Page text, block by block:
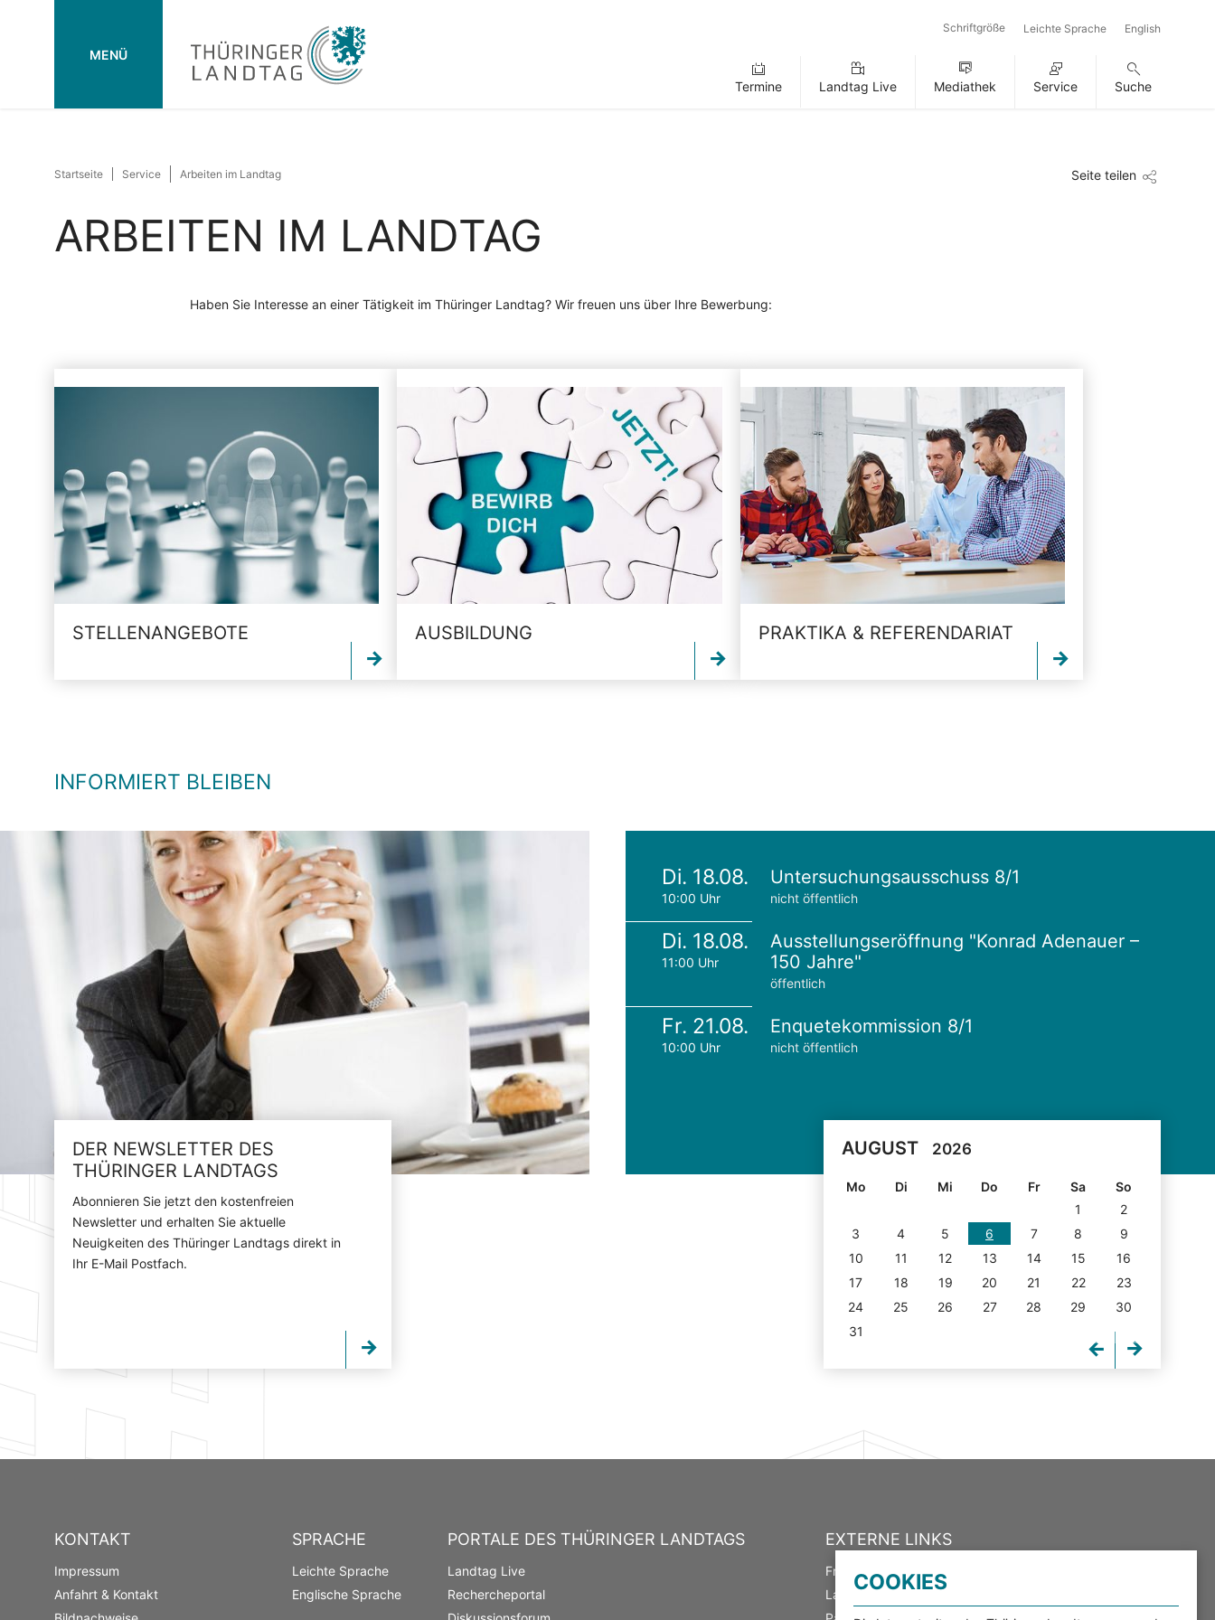
MENÜ
Schriftgröße Leichte Sprache English
Termine Landtag Live Mediathek Service Suche
Startseite Service Arbeiten im Landtag Seite teilen
ARBEITEN IM LANDTAG
Haben Sie Interesse an einer Tätigkeit im Thüringer Landtag? Wir freuen uns über Ihre Bewerbung:
STELLENANGEBOTE AUSBILDUNG PRAKTIKA & REFERENDARIAT
INFORMIERT BLEIBEN
DER NEWSLETTER DES
THÜRINGER LANDTAGS
Abonnieren Sie jetzt den kostenfreien
Newsletter und erhalten Sie aktuelle
Neuigkeiten des Thüringer Landtags direkt in
Ihr E-Mail Postfach.
Di. 18.08.
10:00 Uhr
Untersuchungsausschuss 8/1
nicht öffentlich
Di. 18.08.
11:00 Uhr
Ausstellungseröffnung "Konrad Adenauer –
150 Jahre"
öffentlich
Fr. 21.08.
10:00 Uhr
Enquetekommission 8/1
nicht öffentlich
AUGUST 2026
Mo Di Mi Do Fr Sa
So
1
2
3
4 5 6 7 8
9
10
11 12 13 14 15
16
17
18 19 20 21 22
23
24
25 26 27 28 29
30
31
KONTAKT
Impressum
Anfahrt & Kontakt
SPRACHE
Leichte Sprache
Englische Sprache
PORTALE DES THÜRINGER LANDTAGS
Landtag Live
Rechercheportal
EXTERNE LINKS
Freistaat Thüringen
Landeswahlleiter
COOKIES